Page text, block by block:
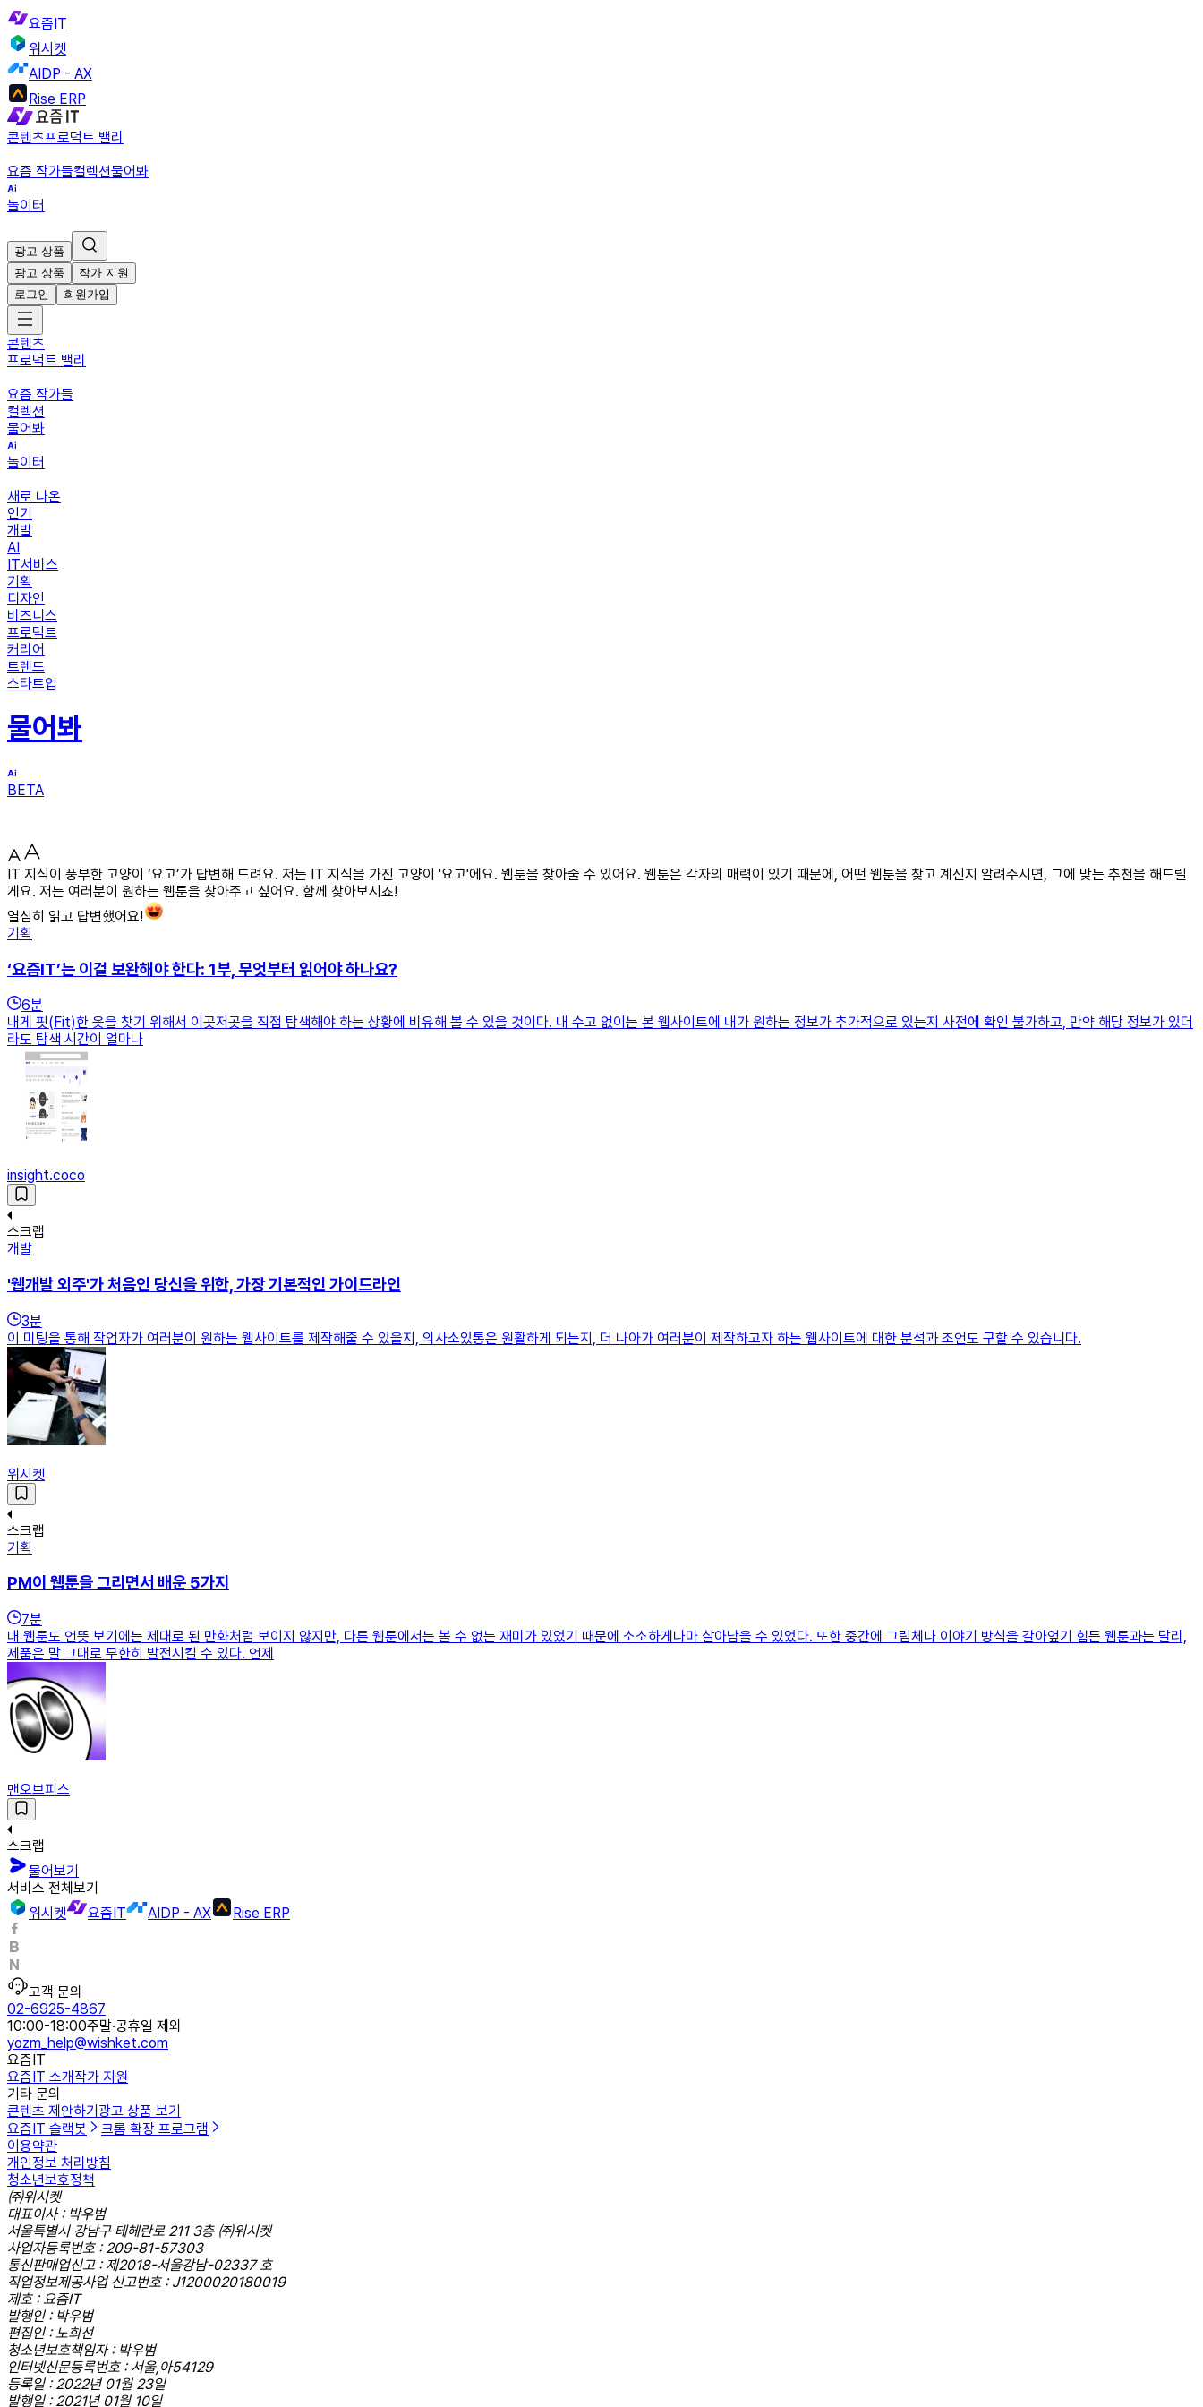
요즘IT
위시켓
AIDP - AX
Rise ERP
콘텐츠프로덕트 밸리
요즘 작가들컬렉션물어봐
놀이터
광고 상품
광고 상품
작가 지원
로그인
회원가입
콘텐츠
프로덕트 밸리
요즘 작가들
컬렉션
물어봐
놀이터
새로 나온
인기
개발
AI
IT서비스
기획
디자인
비즈니스
프로덕트
커리어
트렌드
스타트업
물어봐
BETA
IT 지식이 풍부한 고양이 ‘요고’가 답변해 드려요. 저는 IT 지식을 가진 고양이 '요고'에요. 웹툰을 찾아줄 수 있어요. 웹툰은 각자의 매력이 있기 때문에, 어떤 웹툰을 찾고 계신지 알려주시면, 그에 맞는 추천을 해드릴
게요. 저는 여러분이 원하는 웹툰을 찾아주고 싶어요. 함께 찾아보시죠!
열심히 읽고 답변했어요!
기획
‘요즘IT’는 이걸 보완해야 한다: 1부, 무엇부터 읽어야 하나요?
6분
내게 핏(Fit)한 옷을 찾기 위해서 이곳저곳을 직접 탐색해야 하는 상황에 비유해 볼 수 있을 것이다. 내 수고 없이는 본 웹사이트에 내가 원하는 정보가 추가적으로 있는지 사전에 확인 불가하고, 만약 해당 정보가 있더
라도 탐색 시간이 얼마나
insight.coco
스크랩
개발
'웹개발 외주'가 처음인 당신을 위한, 가장 기본적인 가이드라인
3분
이 미팅을 통해 작업자가 여러분이 원하는 웹사이트를 제작해줄 수 있을지, 의사소있통은 원활하게 되는지, 더 나아가 여러분이 제작하고자 하는 웹사이트에 대한 분석과 조언도 구할 수 있습니다.
위시켓
스크랩
기획
PM이 웹툰을 그리면서 배운 5가지
7분
내 웹툰도 언뜻 보기에는 제대로 된 만화처럼 보이지 않지만, 다른 웹툰에서는 볼 수 없는 재미가 있었기 때문에 소소하게나마 살아남을 수 있었다. 또한 중간에 그림체나 이야기 방식을 갈아엎기 힘든 웹툰과는 달리,
제품은 말 그대로 무한히 발전시킬 수 있다. 언제
맨오브피스
스크랩
물어보기
서비스 전체보기
위시켓
요즘IT AIDP - AX Rise ERP
고객 문의
02-6925-4867
10:00-18:00주말·공휴일 제외
yozm_help@wishket.com
요즘IT
요즘IT 소개작가 지원
기타 문의
콘텐츠 제안하기 광고 상품 보기
요즘IT 슬랙봇
크롬 확장 프로그램
이용약관
개인정보 처리방침
청소년보호정책
㈜위시켓
대표이사 : 박우범
서울특별시 강남구 테헤란로 211 3층 ㈜위시켓
사업자등록번호 : 209-81-57303
통신판매업신고 : 제2018-서울강남-02337 호
직업정보제공사업 신고번호 : J1200020180019
제호 : 요즘IT
발행인 : 박우범
편집인 : 노희선
청소년보호책임자 : 박우범
인터넷신문등록번호 : 서울,아54129
등록일 : 2022년 01월 23일
발행일 : 2021년 01월 10일